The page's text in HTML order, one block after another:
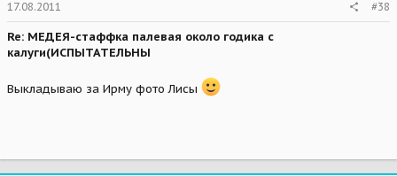
17.08.2011 #38
Re: МЕДЕЯ-стаффка палевая около годика с
калуги(ИСПЫТАТЕЛЬНЫ
Выкладываю за Ирму фото Лисы